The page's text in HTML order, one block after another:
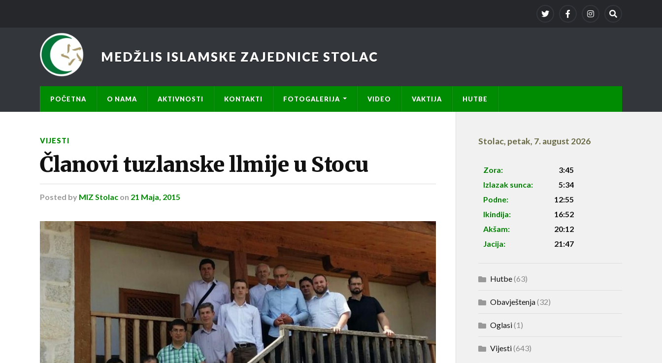
MEDŽLIS ISLAMSKE ZAJEDNICE STOLAC
POČETNA O NAMA AKTIVNOSTI KONTAKTI FOTOGALERIJA VIDEO VAKTIJA HUTBE
VIJESTI
Članovi tuzlanske llmije u Stocu
Posted by MIZ Stolac on 21 Maja, 2015
Stolac, petak, 7. august 2026
Zora:
3:45
Izlazak sunca:
5:34
Podne:
12:55
Ikindija:
16:52
Akšam:
20:12
Jacija:
21:47
Hutbe(63)
Obavještenja(32)
Oglasi(1)
Vijesti(643)